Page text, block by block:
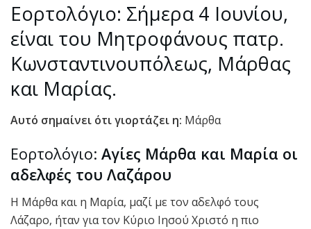
Εορτολόγιο: Σήμερα 4 Ιουνίου,
είναι του Μητροφάνους πατρ.
Κωνσταντινουπόλεως, Μάρθας
και Μαρίας.
Αυτό σημαίνει ότι γιορτάζει η: Μάρθα
Εορτολόγιο: Αγίες Μάρθα και Μαρία οι
αδελφές του Λαζάρου
Η Μάρθα και η Μαρία, μαζί με τον αδελφό τους
Λάζαρο, ήταν για τον Κύριο Ιησού Χριστό η πιο